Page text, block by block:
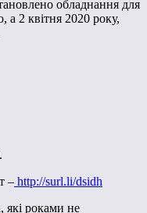
обладнання для
а 2 квітня 2020 року,
– http://surl.li/dsidh
які роками не